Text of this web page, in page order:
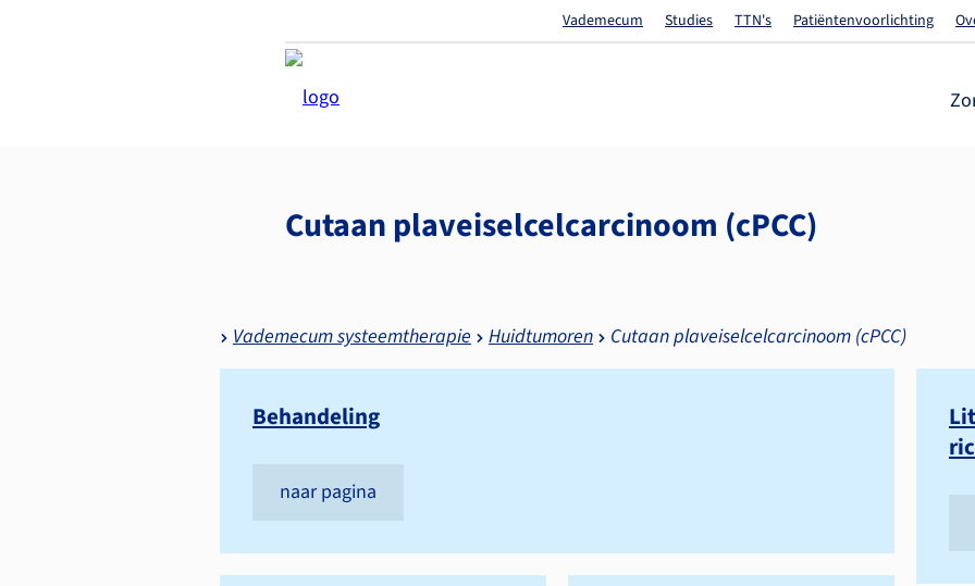
Vademecum Studies TTN's Patiëntenvoorlichting
Cutaan plaveiselcel­carcinoom (cPCC)
Vademecum systeemtherapie Huidtumoren Cutaan plaveiselcelcarcinoom (cPCC)
Behandeling
naar pagina